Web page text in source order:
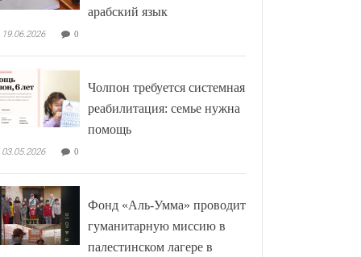
арабский язык
19.06.2026 0
Чолпон требуется системная
реабилитация: семье нужна
помощь
03.05.2026 0
Фонд «Аль-Умма» проводит
гуманитарную миссию в
палестинском лагере в